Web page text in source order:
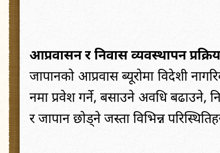
आप्रवासन र निवास व्यवस्थापन
जापानको आप्रवास ब्यूरोमा विदेशी
नमा प्रवेश गर्ने,बसाउने अवधि बढाउने,
र जापान छोड्ने जस्ता विभिन्न